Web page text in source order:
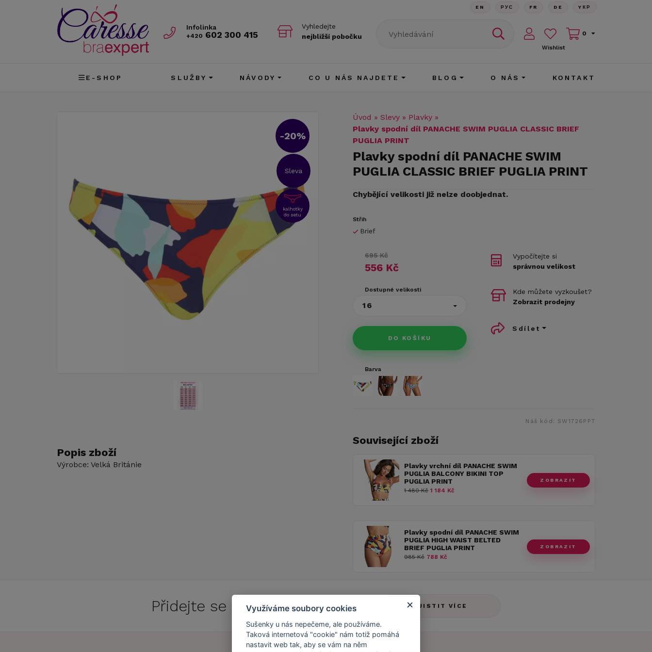
Infolinka
+420 602 300 415
Vyhledejte
nejbližší pobočku
EN РУС FR DE YКР
Wishlist
0
E-SHOP SLUŽBY NÁVODY CO U NÁS NAJDETE BLOG O NÁS KONTAKT
-20%
Sleva
kalhotky
do setu
Popis zboží
Výrobce: Velká Británie
Úvod » Slevy » Plavky »
Plavky spodní díl PANACHE SWIM PUGLIA CLASSIC BRIEF
PUGLIA PRINT
Plavky spodní díl PANACHE SWIM
PUGLIA CLASSIC BRIEF PUGLIA PRINT
Chybějící velikosti již nelze doobjednat.
Střih
Brief
695 Kč
556 Kč
Dostupné velikosti
16
DO KOŠÍKU
Vypočítejte si
správnou velikost
Kde můžete vyzkoušet?
Zobrazit prodejny
Sdílet
Barva
Náš kód: SW1726PPT
Související zboží
Plavky vrchní díl PANACHE SWIM
PUGLIA BALCONY BIKINI TOP
PUGLIA PRINT
1 480 Kč 1 184 Kč
ZOBRAZIT
Plavky spodní díl PANACHE SWIM
PUGLIA HIGH WAIST BELTED
BRIEF PUGLIA PRINT
985 Kč 788 Kč
ZOBRAZIT
Přidejte se doCaresse Clubu! ZJISTIT VÍCE
Využíváme soubory cookies
Sušenky u nás nepečeme, ale používáme.
Taková internetová "cookie" nám totiž pomáhá
nastavit web tak, aby se vám na něm